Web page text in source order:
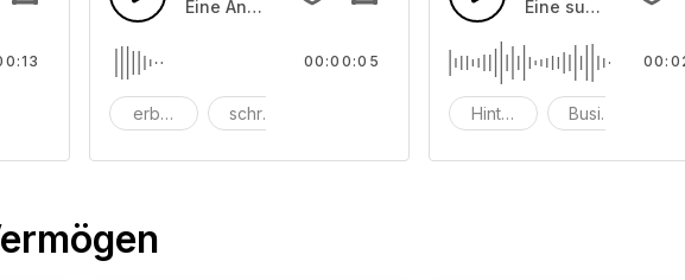
Jammer und Stöhngeräuschen und Monsterknurren
Eine Ansammlung von Jammer und Stöhngeräuschen und
erbärmlich schreien
00:00:05
Eine subtile
Hintergrund Business